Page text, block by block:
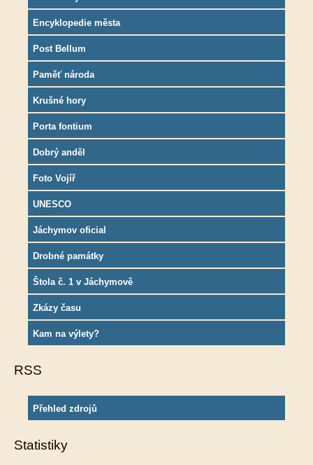
Encyklopedie města
Post Bellum
Paměť národa
Krušné hory
Porta fontium
Dobrý anděl
Foto Vojíř
UNESCO
Jáchymov oficial
Drobné památky
Štola č. 1 v Jáchymově
Zkázy času
Kam na výlety?
RSS
Přehled zdrojů
Statistiky